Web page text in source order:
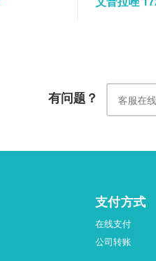
有问题？
支付方式
在线支付
公司转账